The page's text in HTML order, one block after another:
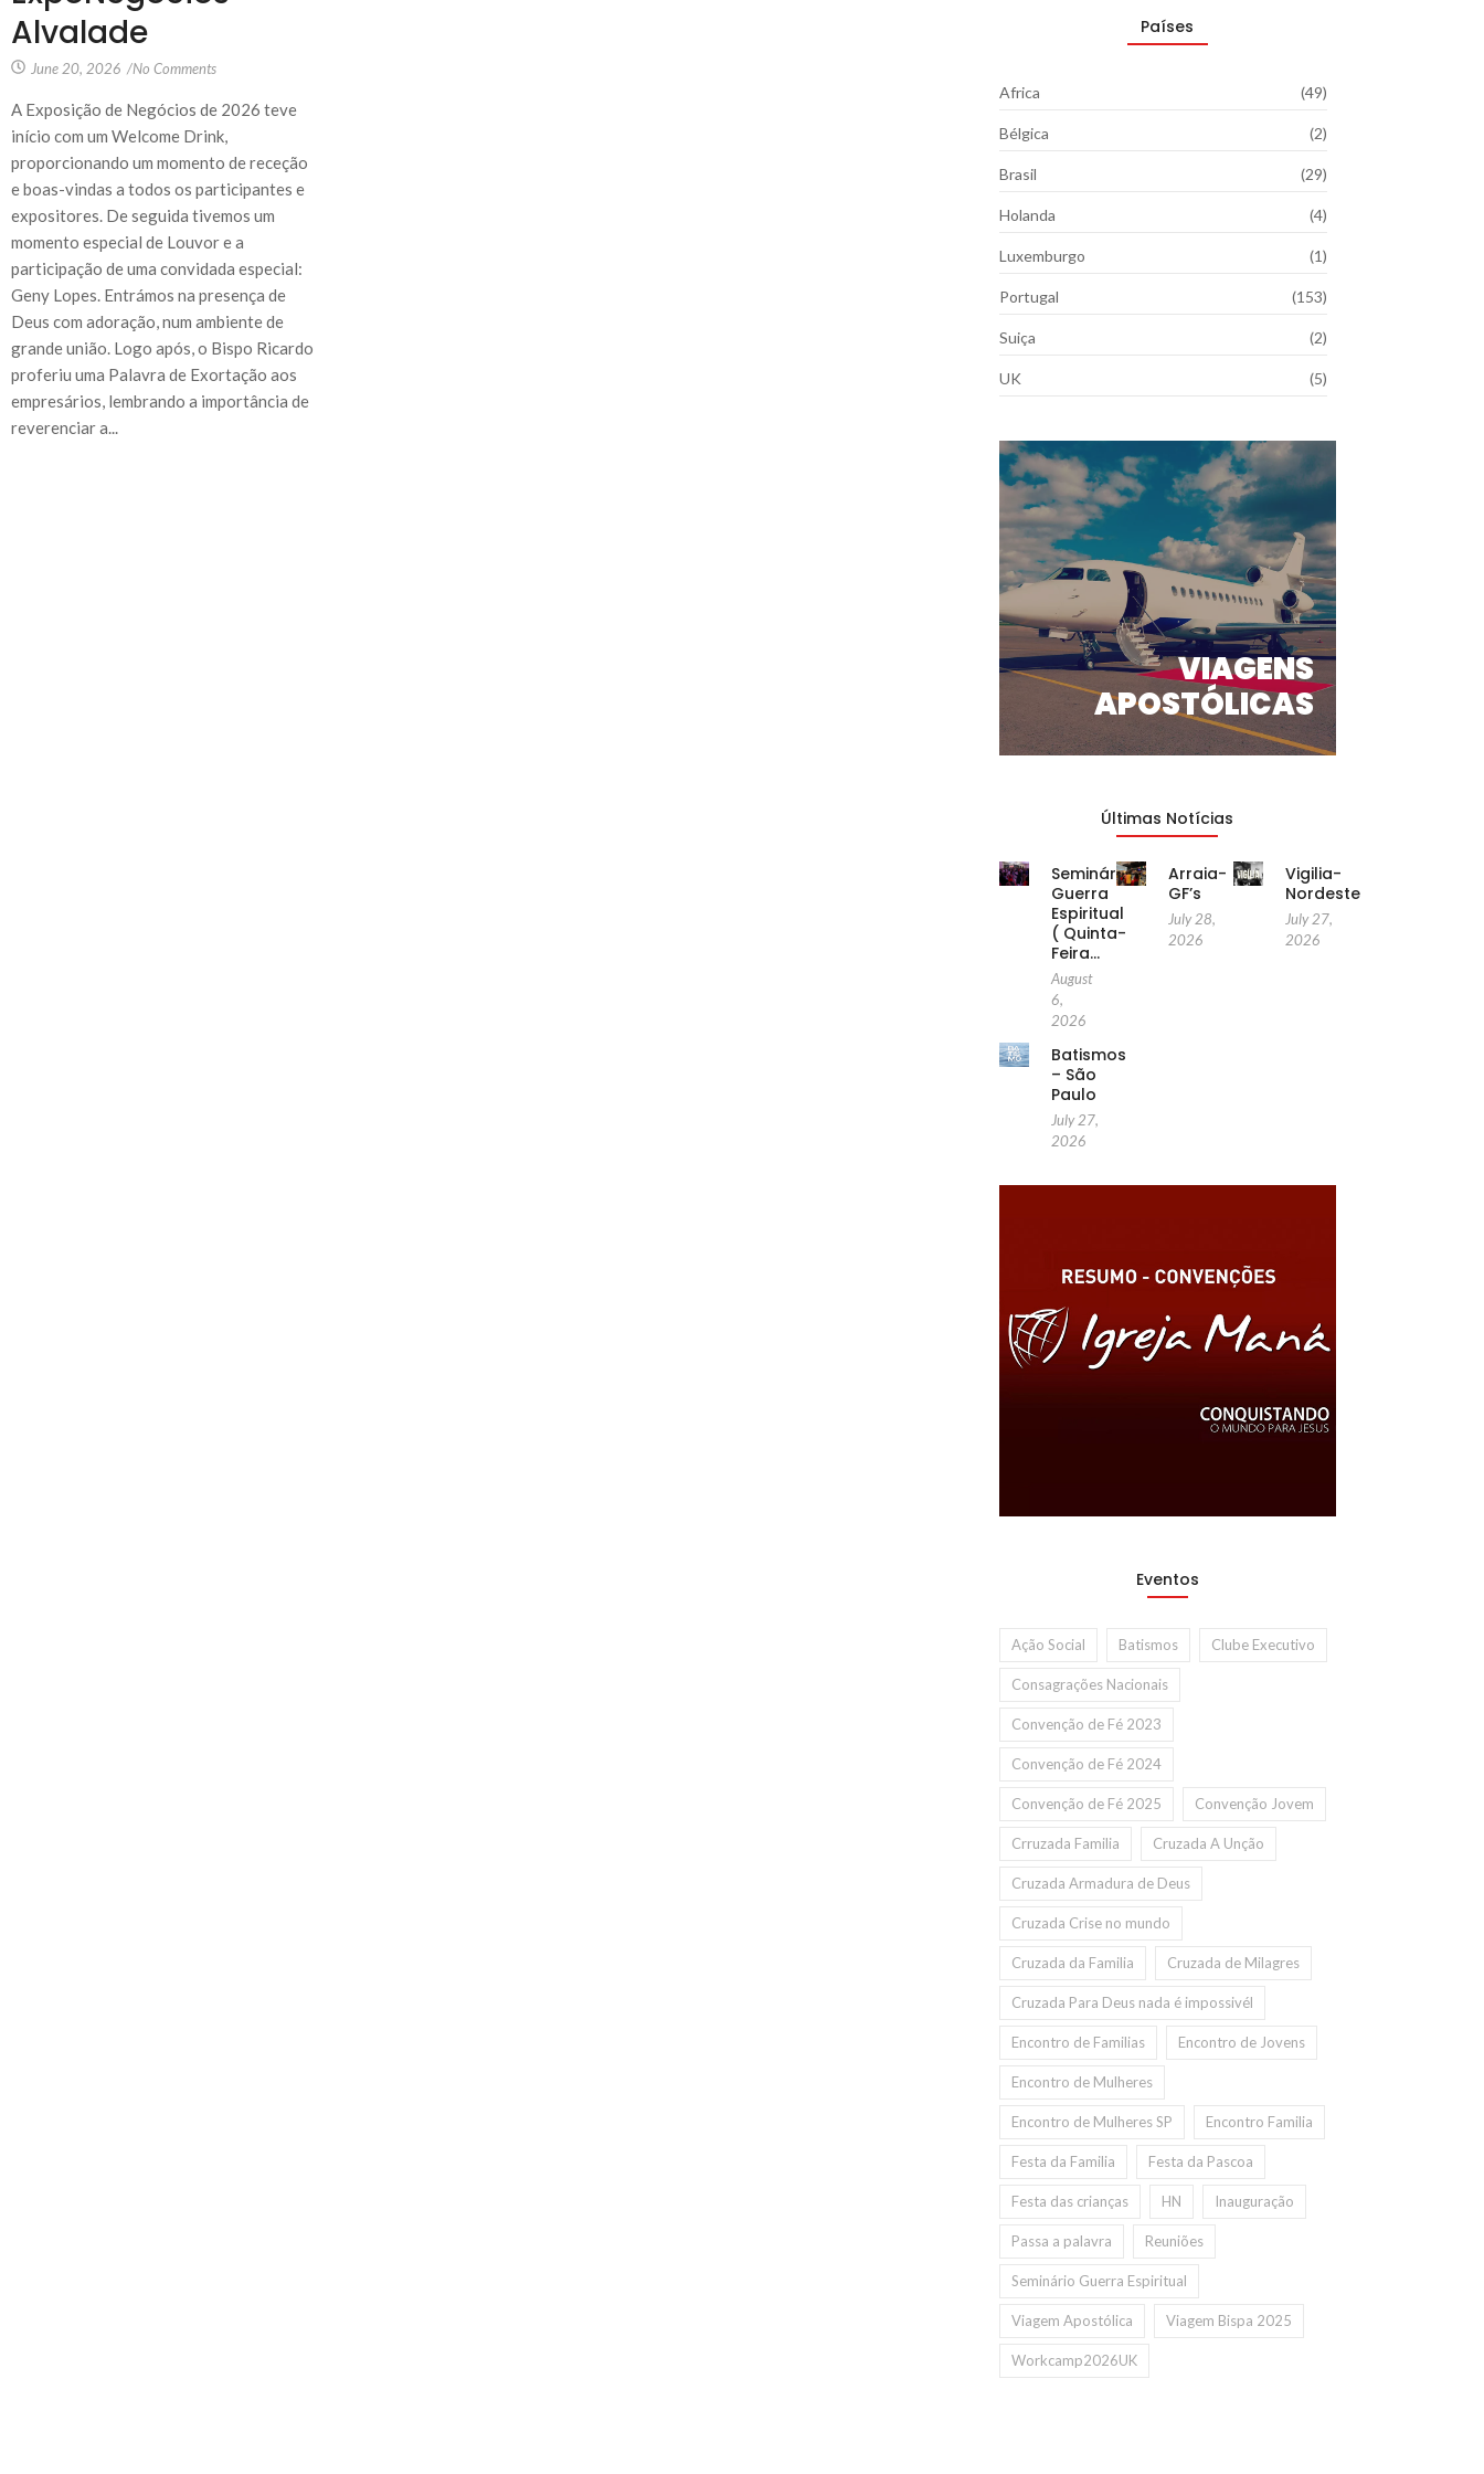
Alvalade
June 20, 2026 /No Comments
A Exposição de Negócios de 2026 teve
início com um Welcome Drink,
proporcionando um momento de receção
e boas-vindas a todos os participantes e
expositores. De seguida tivemos um
momento especial de Louvor e a
participação de uma convidada especial:
Geny Lopes. Entrámos na presença de
Deus com adoração, num ambiente de
grande união. Logo após, o Bispo Ricardo
proferiu uma Palavra de Exortação aos
empresários, lembrando a importância de
reverenciar a...
Países
Africa (49)
Bélgica (2)
Brasil (29)
Holanda (4)
Luxemburgo (1)
Portugal (153)
Suiça (2)
UK (5)
VIAGENS
APOSTÓLICAS
Últimas Notícias
Seminário
Guerra
Espiritual
( Quinta-
Feira…
August
6,
2026
Arraia-
GF’s
July 28,
2026
Vigilia-
Nordeste
July 27,
2026
Batismos
– São
Paulo
July 27,
2026
Eventos
Ação Social Batismos Clube Executivo
Consagrações Nacionais
Convenção de Fé 2023
Convenção de Fé 2024
Convenção de Fé 2025 Convenção Jovem
Crruzada Familia Cruzada A Unção
Cruzada Armadura de Deus
Cruzada Crise no mundo
Cruzada da Familia Cruzada de Milagres
Cruzada Para Deus nada é impossivél
Encontro de Familias Encontro de Jovens
Encontro de Mulheres
Encontro de Mulheres SP Encontro Familia
Festa da Familia Festa da Pascoa
Festa das crianças HN Inauguração
Passa a palavra Reuniões
Seminário Guerra Espiritual
Viagem Apostólica Viagem Bispa 2025
Workcamp2026UK